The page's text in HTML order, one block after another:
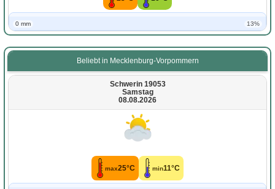
0 mm 13%
Beliebt in Mecklenburg-Vorpommern
Schwerin 19053
Samstag
08.08.2026
max25°C min11°C